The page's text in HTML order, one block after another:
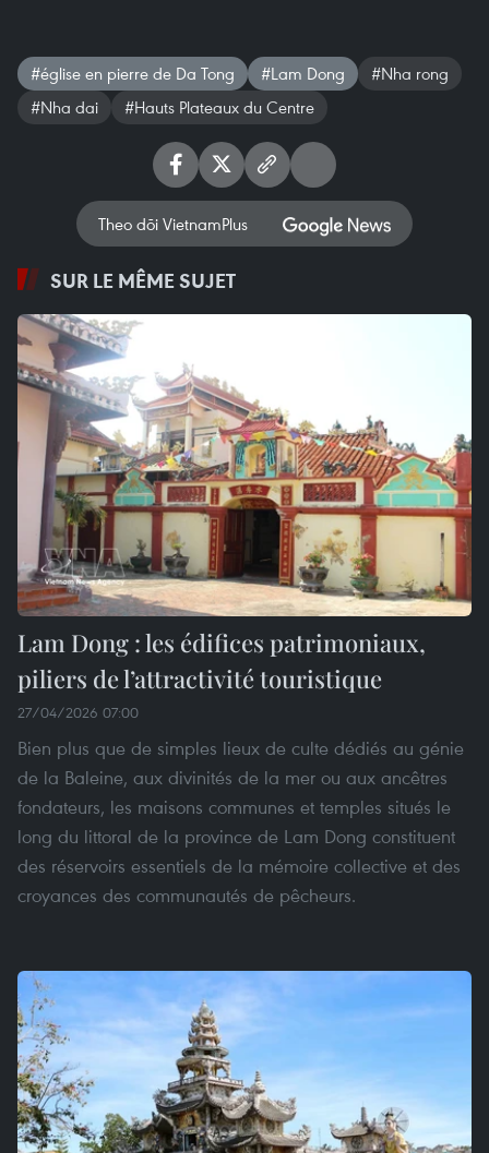
#église en pierre de Da Tong #Lam Dong
#Nha rong
#Nha dai
#Hauts Plateaux du Centre
Theo dõi VietnamPlus
SUR LE MÊME SUJET
Lam Dong : les édifices patrimoniaux,
piliers de l’attractivité touristique
27/04/2026 07:00
Bien plus que de simples lieux de culte dédiés au génie
de la Baleine, aux divinités de la mer ou aux ancêtres
fondateurs, les maisons communes et temples situés le
long du littoral de la province de Lam Dong constituent
des réservoirs essentiels de la mémoire collective et des
croyances des communautés de pêcheurs.